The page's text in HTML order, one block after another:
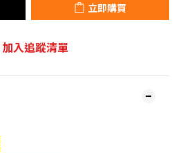
立即購買
加入追蹤清單